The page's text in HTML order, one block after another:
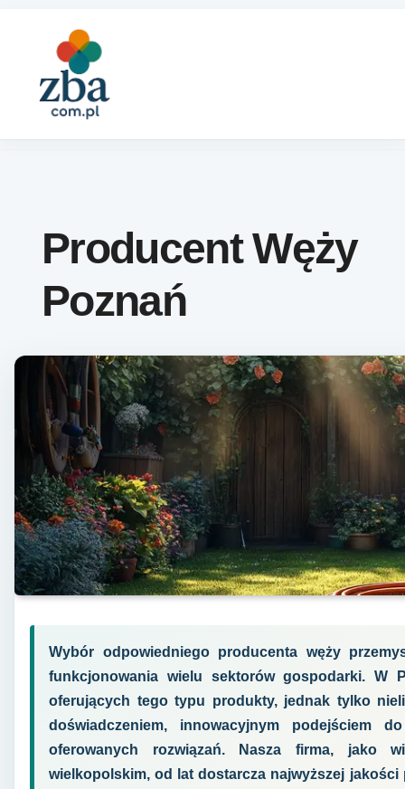
Producent Węży
Poznań
Wybór odpowiedniego producenta węży
funkcjonowania wielu sektorów gospodarki. W
oferujących tego typu produkty, jednak tylko
doświadczeniem, innowacyjnym podejściem
oferowanych rozwiązań. Nasza firma, jako
wielkopolskim, od lat dostarcza najwyższej